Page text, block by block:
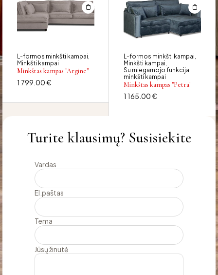
L-formos minkšti kampai
Minkšti kampai
Minkštas kampas "Argine"
1 799.00€
L-formos minkšti kampai
Minkšti kampai
Su miegamojo funkcija
minkšti kampai
Minkštas kampas "Petra"
1 165.00€
Turite klausimų? Susisiekite
Vardas
El.paštas
Tema
Jūsų žinutė